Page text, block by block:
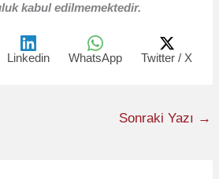
kabul edilmemektedir.
Linkedin WhatsApp Twitter / X
Sonraki Yazı →